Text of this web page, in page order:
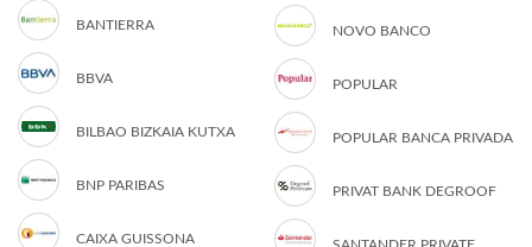
BANTIERRA
BBVA
BILBAO BIZKAIA KUTXA
BNP PARIBAS
CAIXA GUISSONA
NOVO BANCO
POPULAR
POPULAR BANCA PRIVADA
PRIVAT BANK DEGROOF